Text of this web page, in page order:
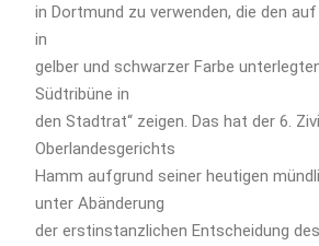
in Dortmund zu verwenden, die den
in
gelber und schwarzer Farbe
Südtribüne in
den Stadtrat“ zeigen. Das hat der 6.
Oberlandesgerichts
Hamm aufgrund seiner heutigen
unter Abänderung
der erstinstanzlichen Entscheidung